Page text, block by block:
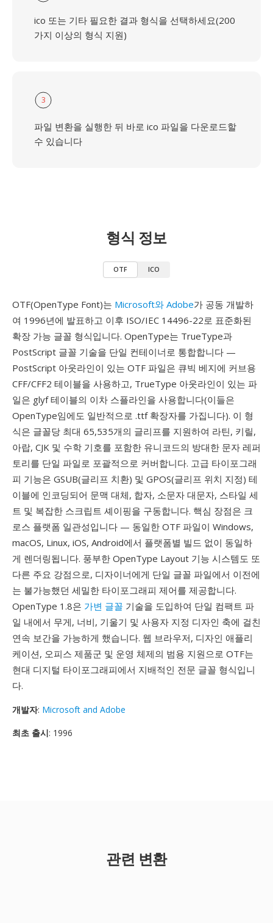
ico 또는 기타 필요한 결과 형식을 선택하세요(200
가지 이상의 형식 지원)
3
파일 변환을 실행한 뒤 바로 ico 파일을 다운로드할
수 있습니다
형식 정보
OTF ICO
OTF(OpenType Font)는 Microsoft와 Adobe가 공동 개발하
여 1996년에 발표하고 이후 ISO/IEC 14496-22로 표준화된
확장 가능 글꼴 형식입니다. OpenType는 TrueType과
PostScript 글꼴 기술을 단일 컨테이너로 통합합니다 —
PostScript 아웃라인이 있는 OTF 파일은 큐빅 베지에 커브용
CFF/CFF2 테이블을 사용하고, TrueType 아웃라인이 있는 파
일은 glyf 테이블의 이차 스플라인을 사용합니다(이들은
OpenType임에도 일반적으로 .ttf 확장자를 가집니다). 이 형
식은 글꼴당 최대 65,535개의 글리프를 지원하여 라틴, 키릴,
아랍, CJK 및 수학 기호를 포함한 유니코드의 방대한 문자 레퍼
토리를 단일 파일로 포괄적으로 커버합니다. 고급 타이포그래
피 기능은 GSUB(글리프 치환) 및 GPOS(글리프 위치 지정) 테
이블에 인코딩되어 문맥 대체, 합자, 소문자 대문자, 스타일 세
트 및 복잡한 스크립트 셰이핑을 구동합니다. 핵심 장점은 크
로스 플랫폼 일관성입니다 — 동일한 OTF 파일이 Windows,
macOS, Linux, iOS, Android에서 플랫폼별 빌드 없이 동일하
게 렌더링됩니다. 풍부한 OpenType Layout 기능 시스템도 또
다른 주요 강점으로, 디자이너에게 단일 글꼴 파일에서 이전에
는 불가능했던 세밀한 타이포그래피 제어를 제공합니다.
OpenType 1.8은 가변 글꼴 기술을 도입하여 단일 컴팩트 파
일 내에서 무게, 너비, 기울기 및 사용자 지정 디자인 축에 걸친
연속 보간을 가능하게 했습니다. 웹 브라우저, 디자인 애플리
케이션, 오피스 제품군 및 운영 체제의 범용 지원으로 OTF는
현대 디지털 타이포그래피에서 지배적인 전문 글꼴 형식입니
다.
개발자: Microsoft and Adobe
최초 출시: 1996
관련 변환